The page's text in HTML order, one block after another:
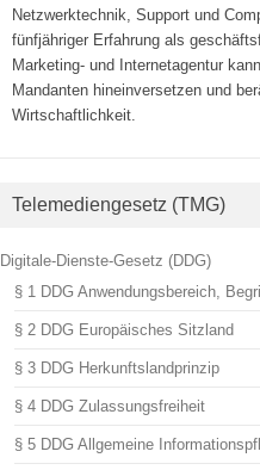
Netzwerktechnik, Support und
fünfjähriger Erfahrung als
Marketing- und Internetagentur
Mandanten hineinversetzen und
Wirtschaftlichkeit.
Telemediengesetz (TMG)
Digitale-Dienste-Gesetz (DDG)
§ 1 DDG Anwendungsbereich,
§ 2 DDG Europäisches Sitzland
§ 3 DDG Herkunftslandprinzip
§ 4 DDG Zulassungsfreiheit
§ 5 DDG Allgemeine